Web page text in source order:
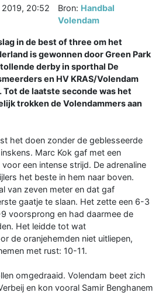
2019, 20:52
Bron: Handbal
Volendam
in de best of three om het
is gewonnen door Green Park
derby in sporthal De
en HV KRAS/Volendam
Tot de laatste seconde was het
trokken de Volendammers aan
het doen zonder de geblesseerde
Marc Kok gaf met een
een intense strijd. De adrenaline
het beste in hem naar boven.
van zeven meter en dat gaf
gaatje te slaan. Het zette een 6-3
voorsprong en had daarmee de
Het leidde tot wat
de oranjehemden niet uitliepen,
met rust: 10-11.
omgedraaid. Volendam beet zich
en kon vooral Samir Benghanem